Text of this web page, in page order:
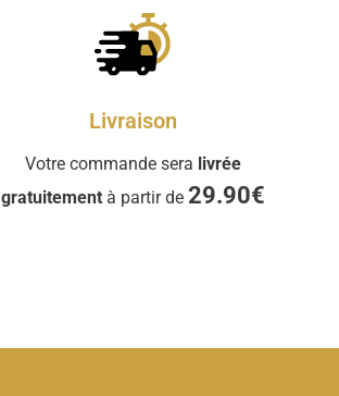
Livraison
Votre commande sera livrée
gratuitementà partir de 29.90€